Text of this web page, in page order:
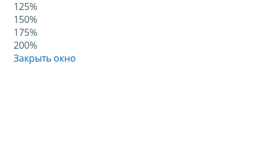
125%
150%
175%
200%
Закрыть окно